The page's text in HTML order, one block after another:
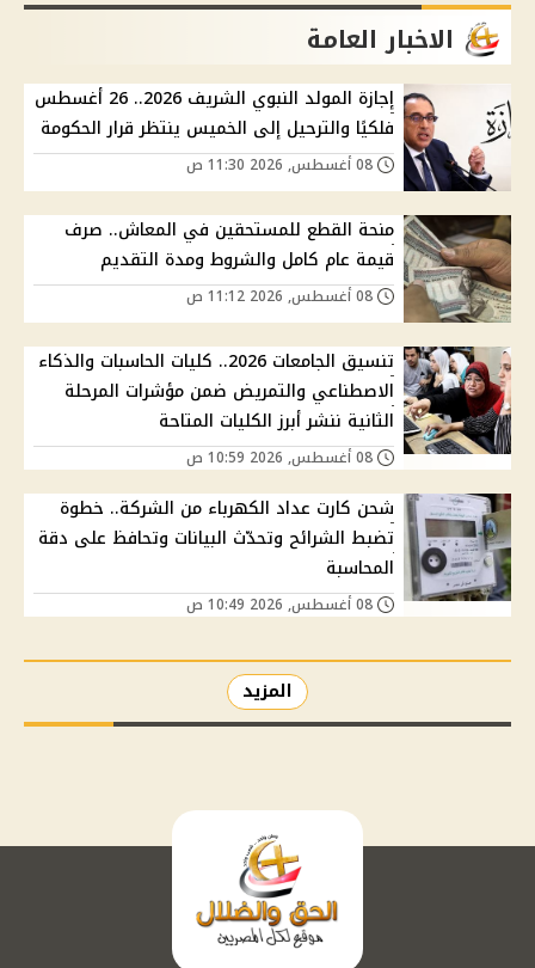
الاخبار العامة
إجازة المولد النبوي الشريف 2026.. 26 أغسطس
فلكيًا والترحيل إلى الخميس ينتظر قرار الحكومة
منحة القطع للمستحقين في المعاش.. صرف
قيمة عام كامل والشروط ومدة التقديم
تنسيق الجامعات 2026.. كليات الحاسبات والذكاء
الاصطناعي والتمريض ضمن مؤشرات المرحلة
الثانية ننشر أبرز الكليات المتاحة
شحن كارت عداد الكهرباء من الشركة.. خطوة
تضبط الشرائح وتحدّث البيانات وتحافظ على دقة
المحاسبة
المزيد